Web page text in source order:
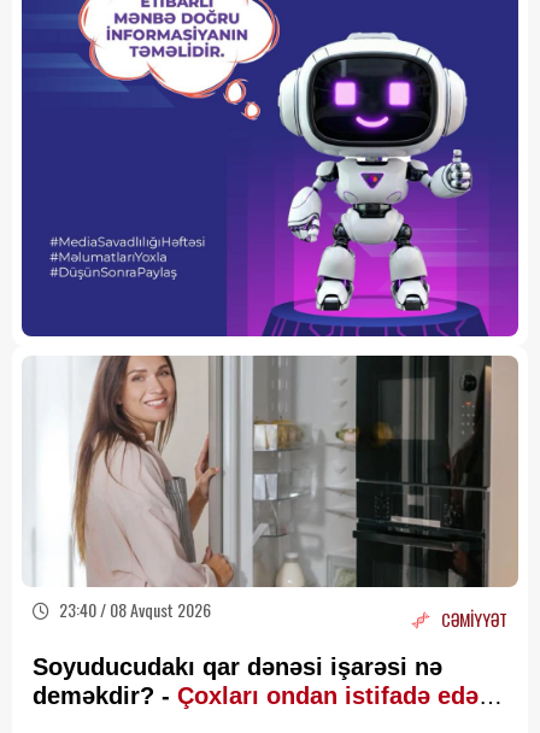
23:40 / 08 Avqust 2026 CƏMİYYƏT
Soyuducudakı qar dənəsi işarəsi nə
deməkdir? - Çoxları ondan istifadə edə